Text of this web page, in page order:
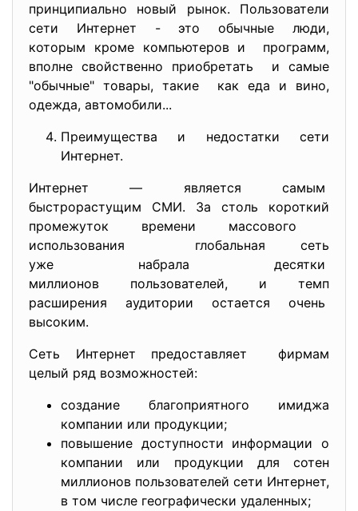
принципиально новый рынок. Пользователи
сети Интернет - это обычные люди,
которым кроме компьютеров и программ,
вполне свойственно приобретать и самые
"обычные" товары, такие как еда и вино,
одежда, автомобили...
Преимущества и недостатки сети
Интернет.
Интернет — является самым
быстрорастущим СМИ. За столь короткий
промежуток времени массового
использования глобальная сеть
уже набрала десятки
миллионов пользователей, и темп
расширения аудитории остается очень
высоким.
Сеть Интернет предоставляет фирмам
целый ряд возможностей:
создание благоприятного имиджа
компании или продукции;
повышение доступности информации о
компании или продукции для сотен
миллионов пользователей сети Интернет,
в том числе географически удаленных;